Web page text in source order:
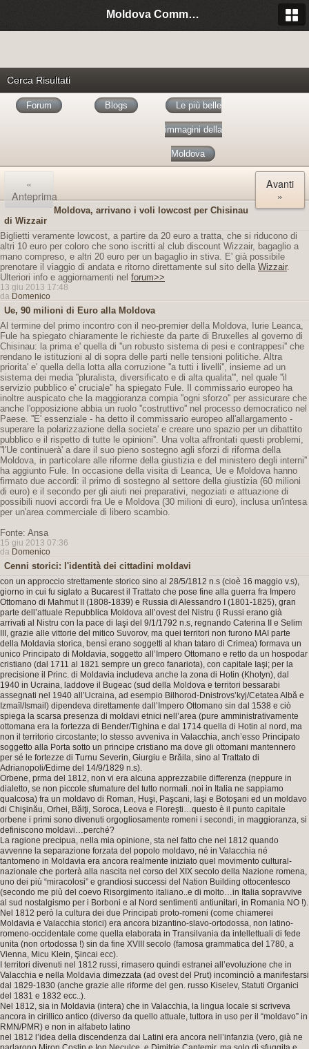
Moldova Community Italia
Cerca Risultati
Forum Blogs Le più belle
immagini della
Moldova
«
Anteprima
Avanti
»
Moldova, arrivano i voli lowcost per Chisinau
di Wizzair
Biglietti veramente lowcost, a partire da 20 euro a tratta, che si riducono di
altri 10 euro per coloro che sono iscritti al club discount Wizzair, bagaglio a
mano compreso, e altri 20 euro per un bagaglio in stiva. E' già possibile
prenotare il viaggio di andata e ritorno direttamente sul sito della Wizzair.
Ulteriori info e aggiornamenti nel forum>>
13 giu 2013 17:48
da Domenico
Ue, 90 milioni di Euro alla Moldova
Al termine del primo incontro con il neo-premier della Moldova, Iurie Leanca,
Fule ha spiegato chiaramente le richieste da parte di Bruxelles al governo di
Chisinau: la prima e' quella di ''un robusto sistema di pesi e contrappesi'' che
rendano le istituzioni al di sopra delle parti nelle tensioni politiche. Altra
priorita' e' quella della lotta alla corruzione ''a tutti i livelli'', insieme ad un
sistema dei media ''pluralista, diversificato e di alta qualita''', nel quale ''il
servizio pubblico e' cruciale'' ha spiegato Fule. Il commissario europeo ha
inoltre auspicato che la maggioranza compia ''ogni sforzo'' per assicurare che
anche l'opposizione abbia un ruolo ''costruttivo'' nel processo democratico nel
Paese. ''E' essenziale - ha detto il commissario europeo all'allargamento -
superare la polarizzazione della societa' e creare uno spazio per un dibattito
pubblico e il rispetto di tutte le opinioni''. Una volta affrontati questi problemi,
''l'Ue continuerà' a dare il suo pieno sostegno agli sforzi di riforma della
Moldova, in particolare alle riforme della giustizia e del ministero degli interni''
ha aggiunto Fule. In occasione della visita di Leanca, Ue e Moldova hanno
firmato due accordi: il primo di sostegno al settore della giustizia (60 milioni
di euro) e il secondo per gli aiuti nei preparativi, negoziati e attuazione di
possibili nuovi accordi fra Ue e Moldova (30 milioni di euro), inclusa un'intesa
per un'area commerciale di libero scambio.
Fonte: Ansa
15 giu 2013 07:36
da Domenico
Cenni storici: l'identità dei cittadini moldavi
con un approccio strettamente storico sino al 28/5/1812 n.s (cioè 16 maggio v.s),
giorno in cui fu siglato a Bucarest il Trattato che pose fine alla guerra fra Impero
Ottomano di Mahmut II (1808-1839) e Russia di Alessandro I (1801-1825), gran
parte dell’attuale Repubblica Moldova all’ovest del Nistru (i Russi erano già
arrivati al Nistru con la pace di Iaşi del 9/1/1792 n.s, regnando Caterina II e Selim
III, grazie alle vittorie del mitico Suvorov, ma quei territori non furono MAI parte
della Moldavia storica, bensì erano soggetti al khan tataro di Crimea) formava un
unico Principato di Moldavia, soggetto all’Impero Ottomano e retto da un hospodar
cristiano (dal 1711 al 1821 sempre un greco fanariota), con capitale Iaşi; per la
precisione il Princ. di Moldavia includeva anche la zona di Hotin (Khotyn), dal
1940 in Ucraina, laddove il Bugeac (sud della Moldova e territori bessarabi
assegnati nel 1940 all’Ucraina, ad esempio Bilhorod-Dnistrovs’kyj/Cetatea Albă e
Izmaïl/Ismail) dipendeva direttamente dall’Impero Ottomano sin dal 1538 e ciò
spiega la scarsa presenza di moldavi etnici nell’area (pure amministrativamente
ottomana era la fortezza di Bender/Tighina e dal 1714 quella di Hotin al nord, ma
non il territorio circostante; lo stesso avveniva in Valacchia, anch’esso Principato
soggetto alla Porta sotto un principe cristiano ma dove gli ottomani mantennero
per sé le fortezze di Turnu Severin, Giurgiu e Brăila, sino al Trattato di
Adrianopoli/Edirne del 14/9/1829 n.s).
Orbene, prma del 1812, non vi era alcuna apprezzabile differenza (neppure in
dialetto, se non piccole sfumature del tutto normali..noi in Italia ne sappiamo
qualcosa) fra un moldavo di Roman, Huşi, Paşcani, Iaşi e Botoşani ed un moldavo
di Chişinău, Orhei, Bălţi, Soroca, Leova e Floreşti…questo è il punto capitale
orbene i primi sono divenuti orgogliosamente romeni i secondi, in maggioranza, si
definiscono moldavi…perché?
La ragione precipua, nella mia opinione, sta nel fatto che nel 1812 quando
avvenne la separazione forzata del popolo moldavo, né in Valacchia né
tantomeno in Moldavia era ancora realmente iniziato quel movimento cultural-
nazionale che porterà alla nascita nel corso del XIX secolo della Nazione romena,
uno dei più “miracolosi” e grandiosi successi del Nation Building ottocentesco
(secondo me più del coevo Risorgimento italiano..e di molto…in Italia sopravvive
al sud nostalgismo per i Borboni e al Nord sentimenti antiunitari, in Romania NO !).
Nel 1812 però la cultura dei due Principati proto-romeni (come chiamerei
Moldavia e Valacchia storici) era ancora bizantino-slavo-ortodossa, non latino-
romeno-occidentale come quella elaborata in Transilvania da intellettuali di fede
unita (non ortodossa !) sin da fine XVIII secolo (famosa grammatica del 1780, a
Vienna, Micu Klein, Şincai ecc).
I territori divenuti nel 1812 russi, rimasero quindi estranei all’evoluzione che in
Valacchia e nella Moldavia dimezzata (ad ovest del Prut) incominciò a manifestarsi
dal 1829-1830 (anche grazie alle riforme del gen. russo Kiselev, Statuti Organici
del 1831 e 1832 ecc..).
Nel 1812, sia in Moldavia (intera) che in Valacchia, la lingua locale si scriveva
ancora in cirillico antico (diverso da quello attuale, tuttora in uso per il “moldavo” in
RMN/PMR) e non in alfabeto latino
nel 1812 l’idea della discendenza dai Latini era ancora nell’infanzia (vero, già ne